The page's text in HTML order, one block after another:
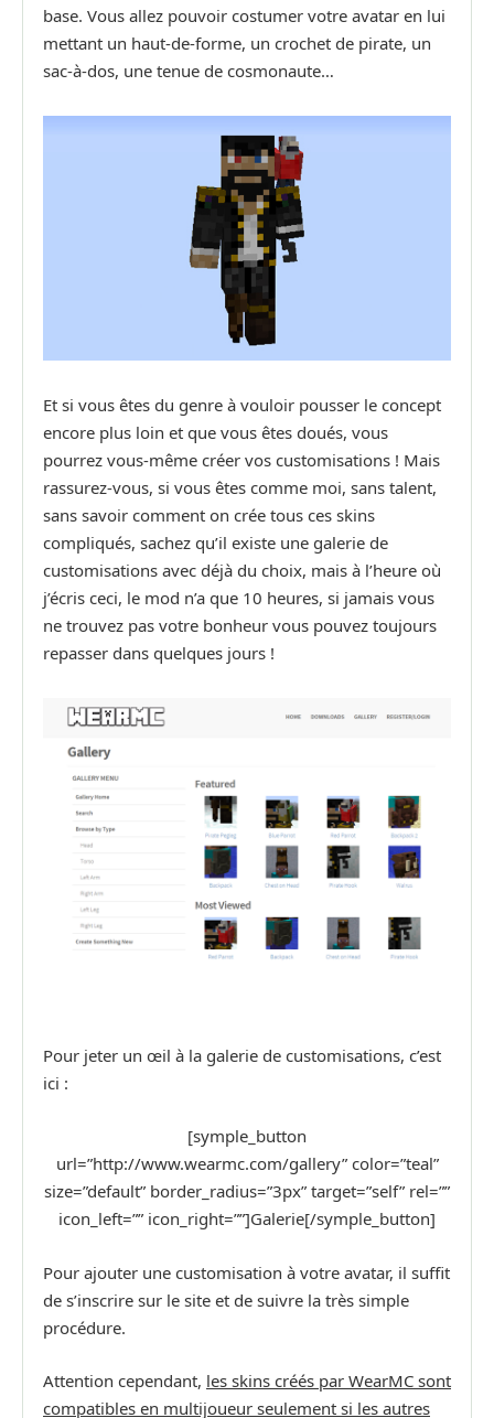
base. Vous allez pouvoir costumer votre avatar en lui
mettant un haut-de-forme, un crochet de pirate, un
sac-à-dos, une tenue de cosmonaute…
Et si vous êtes du genre à vouloir pousser le concept
encore plus loin et que vous êtes doués, vous
pourrez vous-même créer vos customisations ! Mais
rassurez-vous, si vous êtes comme moi, sans talent,
sans savoir comment on crée tous ces skins
compliqués, sachez qu’il existe une galerie de
customisations avec déjà du choix, mais à l’heure où
j’écris ceci, le mod n’a que 10 heures, si jamais vous
ne trouvez pas votre bonheur vous pouvez toujours
repasser dans quelques jours !
Pour jeter un œil à la galerie de customisations, c’est
ici :
[symple_button
url=”http://www.wearmc.com/gallery” color=”teal”
size=”default” border_radius=”3px” target=”self” rel=””
icon_left=”” icon_right=””]Galerie[/symple_button]
Pour ajouter une customisation à votre avatar, il suffit
de s’inscrire sur le site et de suivre la très simple
procédure.
Attention cependant, les skins créés par WearMC sont
compatibles en multijoueur seulement si les autres